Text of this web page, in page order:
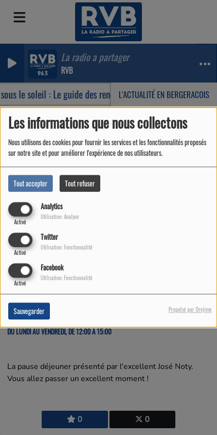
Les informations que nous collectons
Nous utilisons des cookies pour fournir les services et les fonctionnalités proposés
sur notre site et pour améliorer l'expérience de nos utilisateurs.
Tout accepter Tout refuser
Analytics
Activé
Utilisation: Analyse
Twitter
Activé
Utilisation: Fonctionnalité
Facebook
Activé
Utilisation: Fonctionnalité
Sauvegarder Propulsé par Orejime
La radio a partager
RVB
L'ACTUALITÉ EN BERGERACOIS
le soleil : Le guide des rendez-vous incontournables de
Emissions La pause déjeuner
La pause déjeuner
0 0
DU LUNDI AU VENDREDI, DE 12:00 À 15:00
La pause déjeuner présenté par l'excellent José Noty.
Vous allez passer un excellent moment !